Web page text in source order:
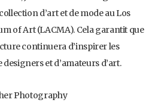
d’art et de mode au Los
of Art (LACMA). Cela garantit que
continuera d’inspirer les
et d’amateurs d’art.
Photography